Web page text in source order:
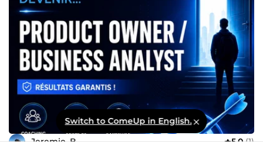
Switch to ComeUp in English.